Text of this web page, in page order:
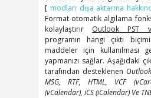
[ modları dışa aktarma
Format otomatik algılama
kolaylaştırır Outlook PST
programın hangi çıktı
maddeler için kullanılması
yapmanızı sağlar. Aşağıdaki
tarafından desteklenen
MSG, RTF, HTML, VCF
(vCalendar), iCS (iCalendar) Ve